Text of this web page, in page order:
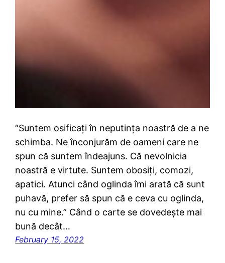
“Suntem osificați în neputința noastră de a ne
schimba. Ne înconjurăm de oameni care ne
spun că suntem îndeajuns. Că nevolnicia
noastră e virtute. Suntem obosiți, comozi,
apatici. Atunci când oglinda îmi arată că sunt
puhavă, prefer să spun că e ceva cu oglinda,
nu cu mine.” Când o carte se dovedește mai
bună decât…
February 15, 2022